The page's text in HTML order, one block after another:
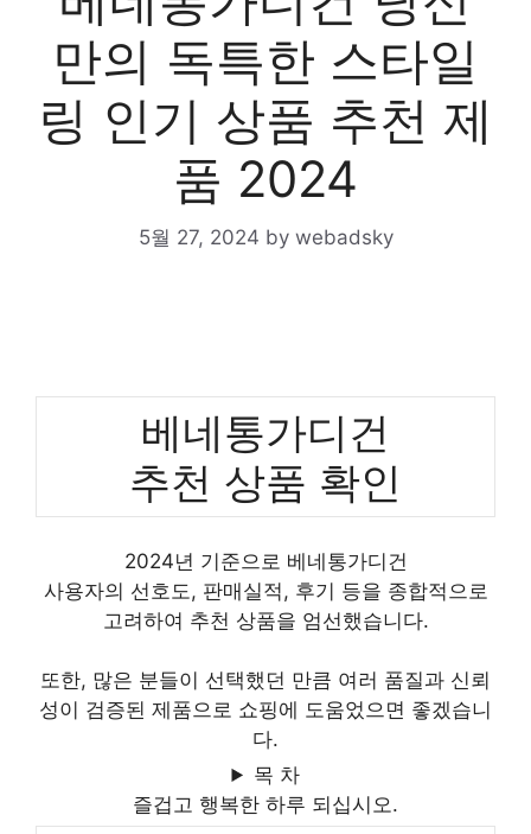
만의 독특한 스타일
링 인기 상품 추천 제
품 2024
5월 27, 2024 by webadsky
베네통가디건
추천 상품 확인
2024년 기준으로 베네통가디건
사용자의 선호도, 판매실적, 후기 등을 종합적으로
고려하여 추천 상품을 엄선했습니다.
또한, 많은 분들이 선택했던 만큼 여러 품질과 신뢰
성이 검증된 제품으로 쇼핑에 도움었으면 좋겠습니
다.
목 차
즐겁고 행복한 하루 되십시오.